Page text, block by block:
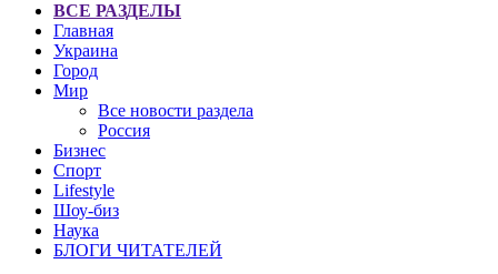
ВСЕ РАЗДЕЛЫ
Главная
Украина
Город
Мир
Все новости раздела
Россия
Бизнес
Спорт
Lifestyle
Шоу-биз
Наука
БЛОГИ ЧИТАТЕЛЕЙ